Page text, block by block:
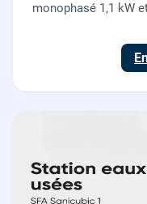
monophasé 1,1 kW
fournie et posée